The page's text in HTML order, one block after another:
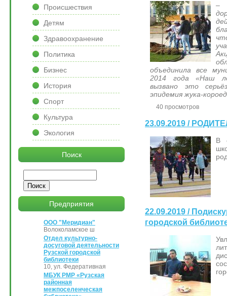
–
объединила все
2014 года «Наш
вызвано это
эпидемия жука-
40 просмотров
23.09.2019 /
В
22.09.2019 /
городской
Происшествия
Детям
Здравоохранение
Политика
Бизнес
История
Спорт
Культура
Экология
Поиск
Предприятия
ООО "Меридиан"
Волоколамское ш
Отдел культурно-
досуговой деятельности
Рузской городской
библиотеки
10, ул. Федеративная
МБУК РМР «Рузская
районная
межпоселенческая